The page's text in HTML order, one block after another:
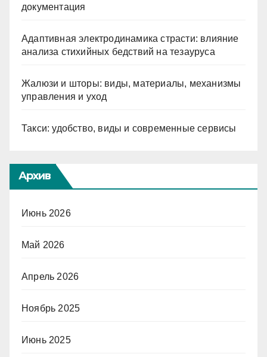
документация
Адаптивная электродинамика страсти: влияние
анализа стихийных бедствий на тезауруса
Жалюзи и шторы: виды, материалы, механизмы
управления и уход
Такси: удобство, виды и современные сервисы
Архив
Июнь 2026
Май 2026
Апрель 2026
Ноябрь 2025
Июнь 2025